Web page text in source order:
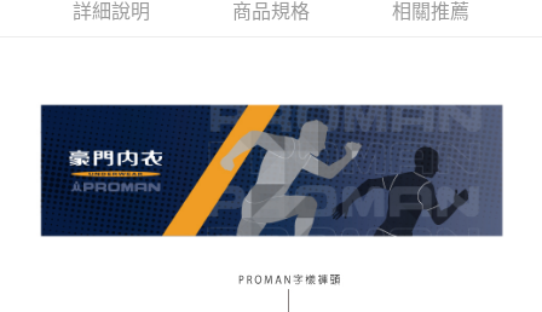
３．安心：先確認商品／服務後，再付款。
結帳頁面，進行簡訊認證並確認金額後，即可完成結帳。
２．訂單成立數日內，您將收到繳費通知簡訊。
３．收到繳費通知簡訊後14天內，點擊此簡訊中的連結，可透過四大超商／
ATM／網路銀行／等多元方式進行付款，方視為交易完成。
※ 請注意：結帳手續完成當下不需立刻繳費，但若您需要取消訂單，請聯絡
購買商品的店家。未經商家同意取消之訂單仍視為有效，需透過AFTEE先享
後付繳納相關費用。
是否繳費成功／繳費後需取消欲退款等相關疑問，請聯繫「AFTEE先享後付
每筆NT$80，滿NT$899(含以上)免運費
7-11取貨付款
每筆NT$80，滿NT$899(含以上)免運費
付款後7-11取貨
詳細說明 商品規格 相關推薦